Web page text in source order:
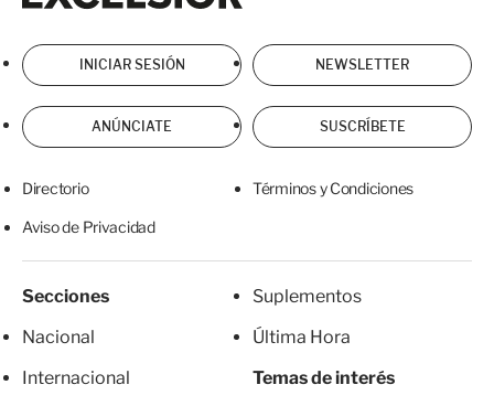
INICIAR SESIÓN NEWSLETTER
ANÚNCIATE SUSCRÍBETE
Directorio Términos y Condiciones
Aviso de Privacidad
Secciones
Nacional
Internacional
Suplementos
Última Hora
Temas de interés